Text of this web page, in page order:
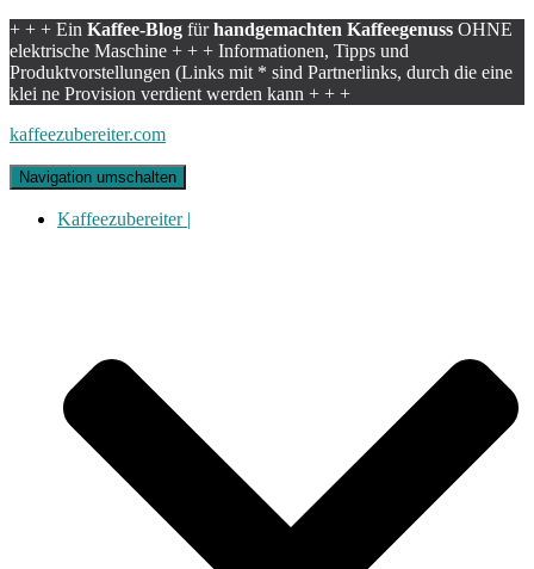
+ + + Ein Kaffee-Blog fürhandgemachten Kaffeegenuss OHNE
elektrische Maschine + + + Informationen, Tipps und
Produktvorstellungen (Links mit * sind Partnerlinks, durch die eine
klei ne Provision verdient werden kann + + +
kaffeezubereiter.com
Navigation umschalten
Kaffeezubereiter |